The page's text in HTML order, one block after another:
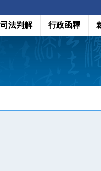
司法判解 行政函釋